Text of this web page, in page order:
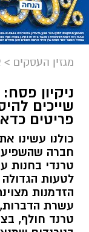
מגזין העסקים >
ניקיון
שייכים
פריטים
כולנו עשינו
חברה
טרנדי בחנות
לטעות
הזדמנות
עשרת
טרנד חולף,